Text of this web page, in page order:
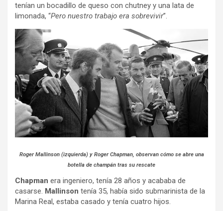
tenían un bocadillo de queso con chutney y una lata de
limonada, “Pero nuestro trabajo era sobrevivir”.
Roger Mallinson (izquierda) y Roger Chapman, observan cómo se abre una
botella de champán tras su rescate
Chapman era ingeniero, tenía 28 años y acababa de
casarse. Mallinson tenía 35, había sido submarinista de la
Marina Real, estaba casado y tenía cuatro hijos.